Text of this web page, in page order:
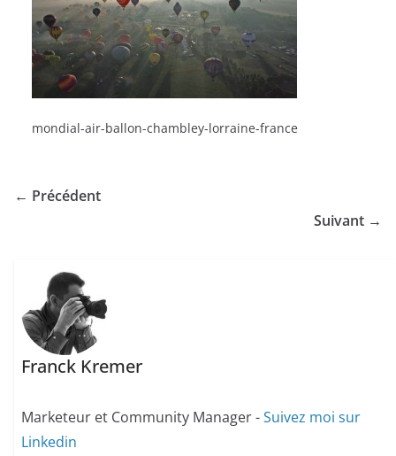
mondial-air-ballon-chambley-lorraine-france
← Précédent
Suivant →
Franck Kremer
Marketeur et Community Manager -Suivez moi sur
Linkedin